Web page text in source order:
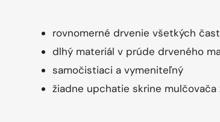
rovnomerné drvenie všetkých
dlhý materiál v prúde drveného
samočistiaci a vymeniteľný
žiadne upchatie skrine mulčovača